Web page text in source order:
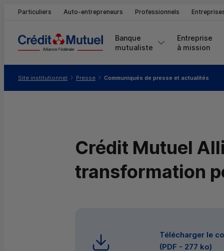
Particuliers Auto-entrepreneurs Professionnels
Banque
mutualiste
Entreprise
à mission
Site institutionnel Presse Communiqués de presse et actualités
Crédit Mutuel
transformation
Télécharger le
(PDF - 277 ko)